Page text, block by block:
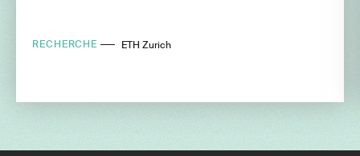
RECHERCHE ETH Zurich